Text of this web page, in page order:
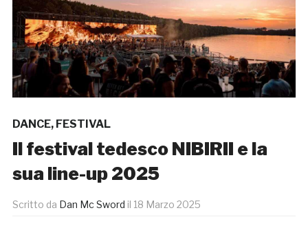
DANCE, FESTIVAL
Il festival tedesco NIBIRII e la
sua line-up 2025
Scritto da Dan Mc Sword il 18 Marzo 2025